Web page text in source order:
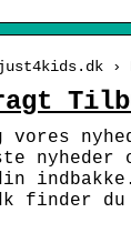
›
nyheder
finder